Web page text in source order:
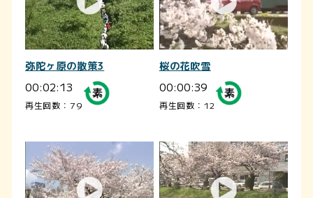
弥陀ヶ原の散策3
00:02:13
再生回数：79
桜の花吹雪
00:00:39
再生回数：12